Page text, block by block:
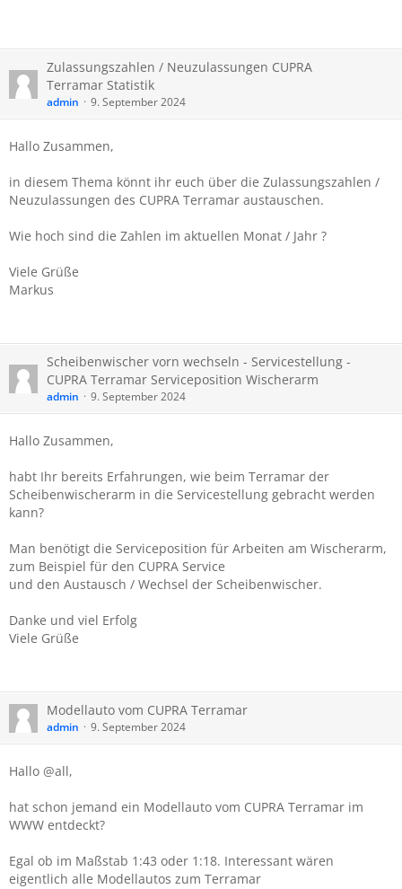
Zulassungszahlen / Neuzulassungen CUPRA
Terramar Statistik
admin 9. September 2024
Hallo Zusammen,
in diesem Thema könnt ihr euch über die Zulassungszahlen /
Neuzulassungen des CUPRA Terramar austauschen.
Wie hoch sind die Zahlen im aktuellen Monat / Jahr ?
Viele Grüße
Markus
Scheibenwischer vorn wechseln - Servicestellung -
CUPRA​ Terramar Serviceposition Wischerarm
admin 9. September 2024
Hallo Zusammen,
habt Ihr bereits Erfahrungen, wie beim Terramar der
Scheibenwischerarm in die Servicestellung gebracht werden
kann?
Man benötigt die Serviceposition für Arbeiten am Wischerarm,
zum Beispiel für den CUPRA Service
und den Austausch / Wechsel der Scheibenwischer.
Danke und viel Erfolg
Viele Grüße
Modellauto vom CUPRA Terramar
admin 9. September 2024
Hallo @all,
hat schon jemand ein Modellauto vom CUPRA Terramar im
WWW entdeckt?
Egal ob im Maßstab 1:43 oder 1:18. Interessant wären
eigentlich alle Modellautos zum Terramar